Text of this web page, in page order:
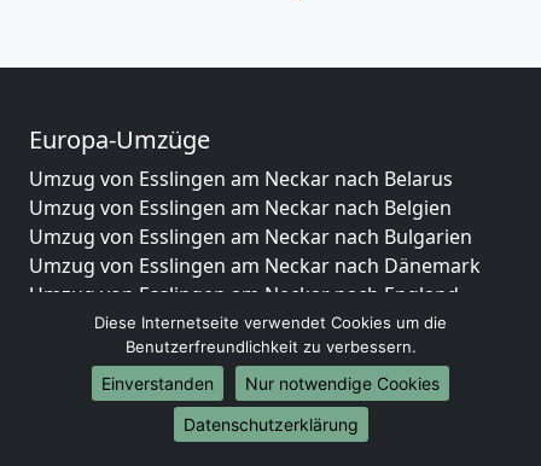
Europa-Umzüge
Umzug von Esslingen am Neckar nach Belarus
Umzug von Esslingen am Neckar nach Belgien
Umzug von Esslingen am Neckar nach Bulgarien
Umzug von Esslingen am Neckar nach Dänemark
Umzug von Esslingen am Neckar nach England
Umzug von Esslingen am Neckar nach Portugal
Umzug von Esslingen am Neckar nach Bosnien
und Herzegowina
Umzug von Esslingen am Neckar nach Irland
Umzug von Esslingen am Neckar nach Lettland
Diese Internetseite verwendet Cookies um die
Benutzerfreundlichkeit zu verbessern.
Einverstanden
Nur notwendige Cookies
Datenschutzerklärung